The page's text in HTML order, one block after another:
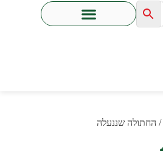
/ החתולה שננעלה